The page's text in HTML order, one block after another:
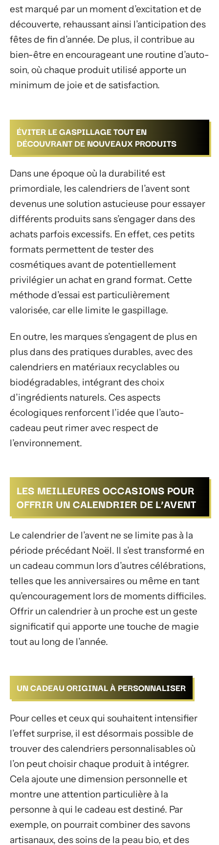
est marqué par un moment d’excitation et de
découverte, rehaussant ainsi l’anticipation des
fêtes de fin d’année. De plus, il contribue au
bien-être en encourageant une routine d’auto-
soin, où chaque produit utilisé apporte un
minimum de joie et de satisfaction.
ÉVITER LE GASPILLAGE TOUT EN
DÉCOUVRANT DE NOUVEAUX PRODUITS
Dans une époque où la durabilité est
primordiale, les calendriers de l’avent sont
devenus une solution astucieuse pour essayer
différents produits sans s’engager dans des
achats parfois excessifs. En effet, ces petits
formats permettent de tester des
cosmétiques avant de potentiellement
privilégier un achat en grand format. Cette
méthode d’essai est particulièrement
valorisée, car elle limite le gaspillage.
En outre, les marques s’engagent de plus en
plus dans des pratiques durables, avec des
calendriers en matériaux recyclables ou
biodégradables, intégrant des choix
d’ingrédients naturels. Ces aspects
écologiques renforcent l’idée que l’auto-
cadeau peut rimer avec respect de
l’environnement.
LES MEILLEURES OCCASIONS POUR
OFFRIR UN CALENDRIER DE L’AVENT
Le calendrier de l’avent ne se limite pas à la
période précédant Noël. Il s’est transformé en
un cadeau commun lors d’autres célébrations,
telles que les anniversaires ou même en tant
qu’encouragement lors de moments difficiles.
Offrir un calendrier à un proche est un geste
significatif qui apporte une touche de magie
tout au long de l’année.
UN CADEAU ORIGINAL À PERSONNALISER
Pour celles et ceux qui souhaitent intensifier
l’effet surprise, il est désormais possible de
trouver des calendriers personnalisables où
l’on peut choisir chaque produit à intégrer.
Cela ajoute une dimension personnelle et
montre une attention particulière à la
personne à qui le cadeau est destiné. Par
exemple, on pourrait combiner des savons
artisanaux, des soins de la peau bio, et des